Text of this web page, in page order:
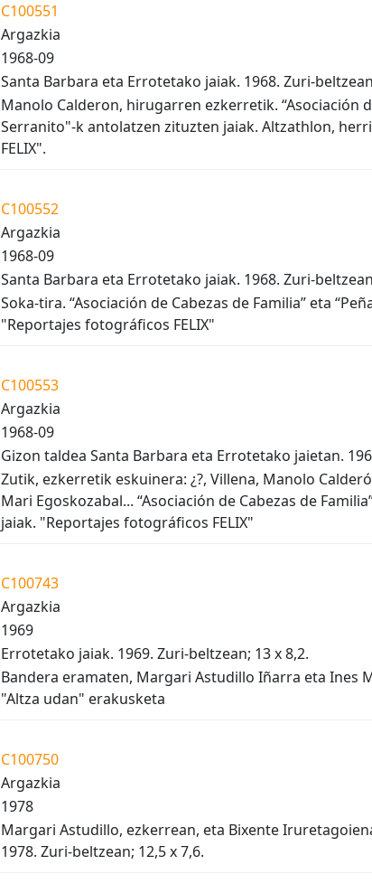
C100551
Argazkia
1968-09
Santa Barbara eta Errotetako jaiak. 1968. Zuri-
Manolo Calderon, hirugarren ezkerretik. “Asociación
Serranito"-k antolatzen zituzten jaiak. Altzathlon,
FELIX".
C100552
Argazkia
1968-09
Santa Barbara eta Errotetako jaiak. 1968. Zuri-
Soka-tira. “Asociación de Cabezas de Familia” eta
"Reportajes fotográficos FELIX"
C100553
Argazkia
1968-09
Gizon taldea Santa Barbara eta Errotetako jaietan.
Zutik, ezkerretik eskuinera: ¿?, Villena, Manolo
Mari Egoskozabal... “Asociación de Cabezas de
jaiak. "Reportajes fotográficos FELIX"
C100743
Argazkia
1969
Errotetako jaiak. 1969. Zuri-beltzean; 13 x 8,2.
Bandera eramaten, Margari Astudillo Iñarra eta Ines
"Altza udan" erakusketa
C100750
Argazkia
1978
Margari Astudillo, ezkerrean, eta Bixente
1978. Zuri-beltzean; 12,5 x 7,6.